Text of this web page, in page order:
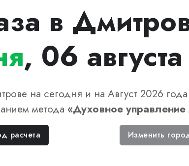
в
, 06 августа
на сегодня и на Август 2026
метода «Духовное
расчета Изменить